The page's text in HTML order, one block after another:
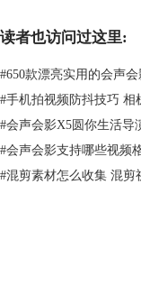
心点的位置移到一下，漏
读者也访问过这里:
#650款漂亮实用的会声
#手机拍视频防抖技巧 相
#会声会影X5圆你生活导
#会声会影支持哪些视频
#混剪素材怎么收集 混剪